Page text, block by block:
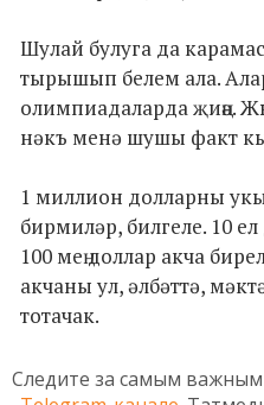
Шулай булуга да
тырышып белем ала.
олимпиадаларда җиңә.
нәкъ менә шушы факт
1 миллион долларны
бирмиләр, билгеле. 10
100 мең доллар акча
акчаны ул, әлбәттә,
тотачак.
Следите за самым